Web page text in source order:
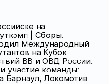
на
| Сборы.
Международный
на Кубок
ВВ и ОВД России.
участие команды:
Барнаул, Локомотив